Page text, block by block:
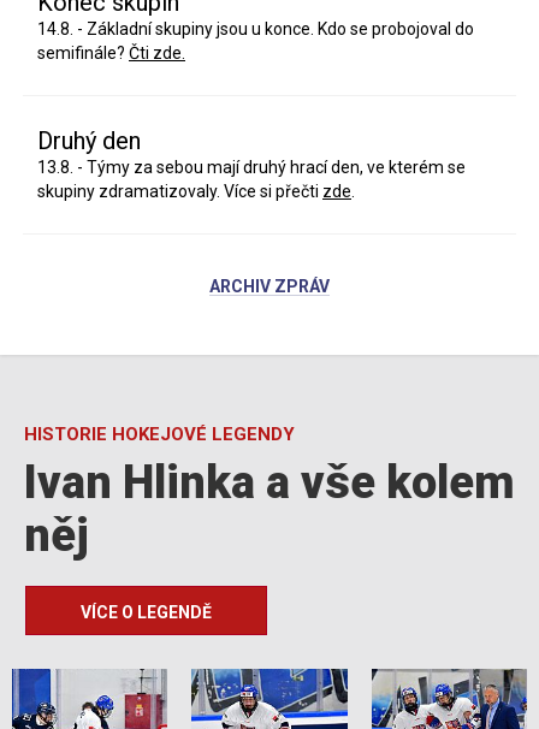
14.8. - Základní skupiny jsou u konce. Kdo se probojoval do
semifinále? Čti zde.
Druhý den
13.8. - Týmy za sebou mají druhý hrací den, ve kterém se
skupiny zdramatizovaly. Více si přečti zde.
ARCHIV ZPRÁV
HISTORIE HOKEJOVÉ LEGENDY
Ivan Hlinka a vše kolem
něj
VÍCE O LEGENDĚ